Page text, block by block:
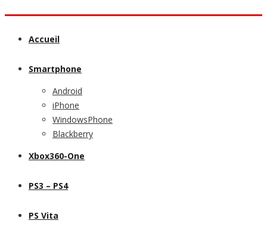
Accueil
Smartphone
Android
iPhone
WindowsPhone
Blackberry
Xbox360-One
PS3 – PS4
PS Vita